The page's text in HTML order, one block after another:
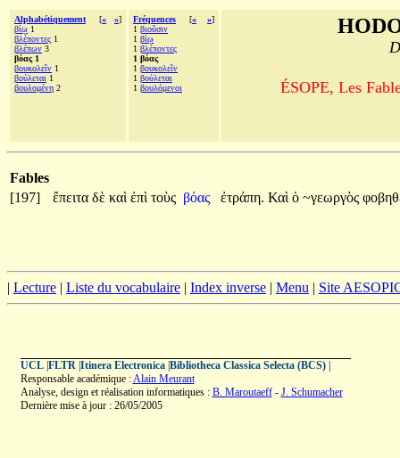
Alphabétiquement [« »]
βίῳ 1
βλέποντες 1
βλέπων 3
βόας 1
βουκολεῖν 1
βούλεται 1
βουλομένη 2
Fréquences [« »]
1 βιοῦσιν
1 βίῳ
1 βλέποντες
1 βόας
1 βουκολεῖν
1 βούλεται
1 βουλόμενοι ÉSOPE, Les
Fables
[197]
ἔπειτα δὲ καὶ ἐπὶ τοὺς βόας ἐτράπη. Καὶ ὁ ~γεωργὸς
| Lecture | Liste du vocabulaire | Index inverse | Menu | Site
UCL| FLTR| Itinera Electronica| Bibliotheca Classica Selecta (BCS)|
Responsable académique :Alain Meurant
Analyse, design et réalisation informatiques : B. Maroutaeff- J. Schumacher
Dernière mise à jour : 26/05/2005